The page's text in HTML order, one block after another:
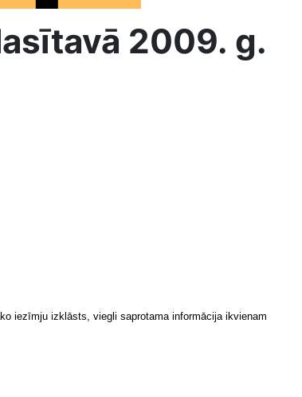
2009. g.
iezīmju izklāsts, viegli saprotama informācija ikvienam